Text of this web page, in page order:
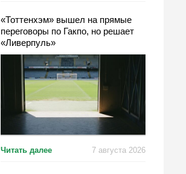
«Тоттенхэм» вышел на прямые
переговоры по Гакпо, но решает
«Ливерпуль»
Читать далее 7 августа 2026